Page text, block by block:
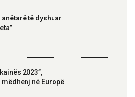
të dyshuar
2023”,
në Europë